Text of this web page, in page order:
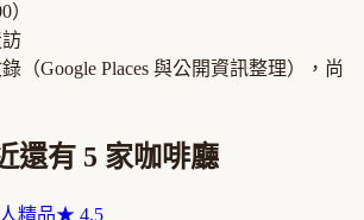
）
（Google Places 與公開資訊整理），尚
還有 5 家咖啡廳
精品★ 4.5